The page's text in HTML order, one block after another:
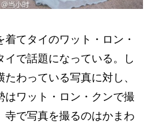
てタイのワット・ロン・
イで話題になっている。し
わっている写真に対し、
はワット・ロン・クンで撮
寺で写真を撮るのはかまわ